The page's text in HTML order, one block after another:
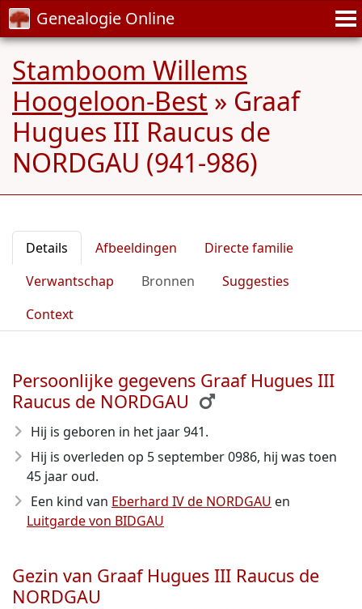
Genealogie Online
Stamboom Willems
Hoogeloon-Best » Graaf
Hugues III Raucus de
NORDGAU (941-986)
Details Afbeeldingen
Directe familie
Verwantschap
Bronnen
Suggesties
Context
Persoonlijke gegevens Graaf Hugues III
Raucus de NORDGAU
Hij is geboren in het jaar 941.
Hij is overleden op 5 september 0986, hij was toen
45 jaar oud.
Een kind van Eberhard IV de NORDGAU en
Luitgarde von BIDGAU
Gezin van Graaf Hugues III Raucus de
NORDGAU